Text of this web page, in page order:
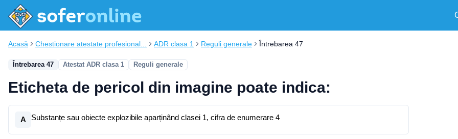
Acasă Chestionare atestate profesional... ADR clasa 1 Reguli generale Întrebarea 47
Întrebarea 47 Atestat ADR clasa 1 Reguli generale
Eticheta de pericol din imagine poate indica:
A Substanțe sau obiecte explozibile aparținând clasei 1, cifra de enumerare 4